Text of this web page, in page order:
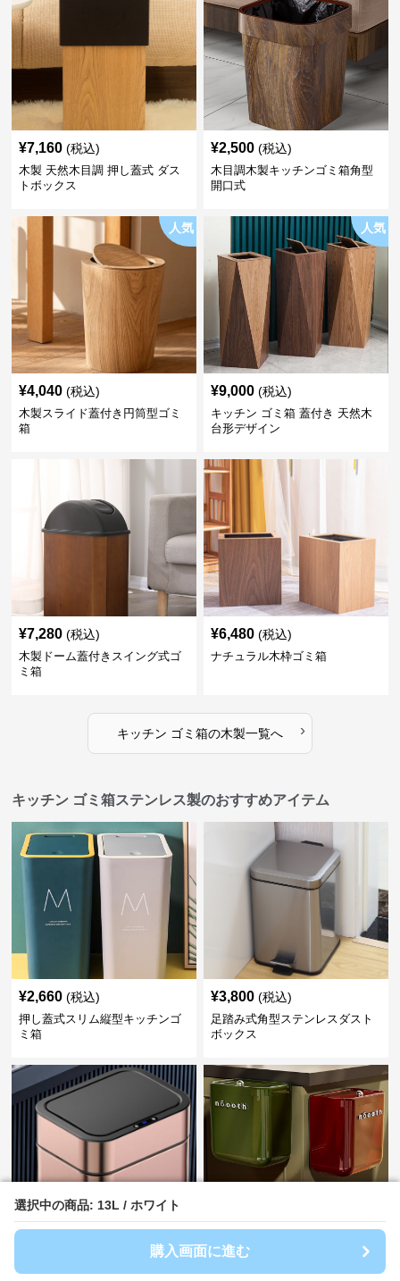
選択中の商品: 13L / ホワイト
購入画面に進む
選択中の商品: 13L / ホワイト
購入画面に進む
¥7,160 (税込)
木製 天然木目調 押し蓋式 ダス
トボックス
¥2,500 (税込)
木目調木製キッチンゴミ箱角型
開口式
人気
¥4,040 (税込)
木製スライド蓋付き円筒型ゴミ
箱
人気
¥9,000 (税込)
キッチン ゴミ箱 蓋付き 天然木
台形デザイン
¥7,280 (税込)
木製ドーム蓋付きスイング式ゴ
ミ箱
¥6,480 (税込)
ナチュラル木枠ゴミ箱
キッチン ゴミ箱の木製一覧へ ›
キッチン ゴミ箱ステンレス製のおすすめアイテム
¥2,660 (税込)
押し蓋式スリム縦型キッチンゴ
ミ箱
¥3,800 (税込)
足踏み式角型ステンレスダスト
ボックス
自動開閉式センサー付きステン
レスゴミ箱
種類豊富！コンパクトごみ箱